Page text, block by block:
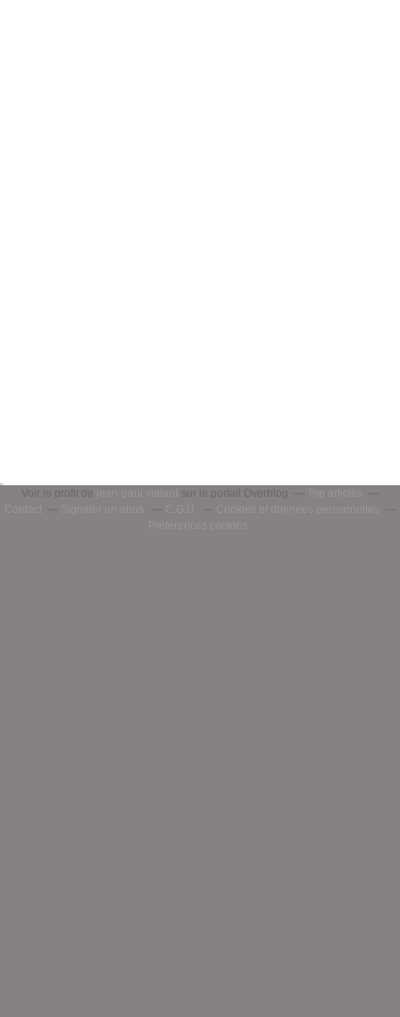
Voir le profil de jean-paul vialard sur le portail Overblog
Top articles
Contact
Signaler un abus C.G.U.
Cookies et données personnelles
Préférences cookies